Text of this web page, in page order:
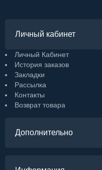
Личный кабинет
Личный Кабинет
История заказов
Закладки
Рассылка
Контакты
Возврат товара
Дополнительно